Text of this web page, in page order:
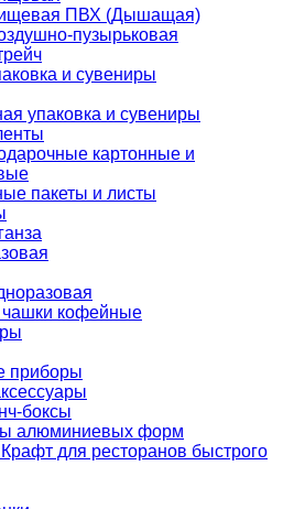
ПВХ (Дышащая)
пузырьковая
и сувениры
упаковка и сувениры
картонные и
пакеты и листы
кофейные
приборы
боксы
алюминиевых форм
для ресторанов быстрого